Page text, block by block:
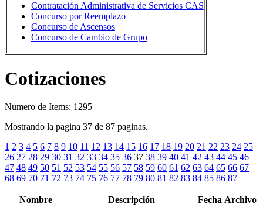
Contratación Administrativa de Servicios CAS
Concurso por Reemplazo
Concurso de Ascensos
Concurso de Cambio de Grupo
Cotizaciones
Numero de Items: 1295
Mostrando la pagina 37 de 87 paginas.
1 2 3 4 5 6 7 8 9 10 11 12 13 14 15 16 17 18 19 20 21 22 23 24 25
26 27 28 29 30 31 32 33 34 35 36 37 38 39 40 41 42 43 44 45 46
47 48 49 50 51 52 53 54 55 56 57 58 59 60 61 62 63 64 65 66 67
68 69 70 71 72 73 74 75 76 77 78 79 80 81 82 83 84 85 86 87
Nombre Descripción Fecha Archivo